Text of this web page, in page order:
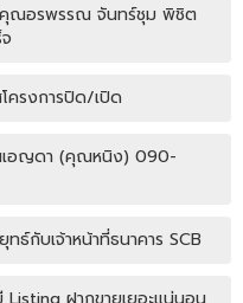
ครงการปิด/เปิด
เอญดา (คุณหนิง) 090-
ธ์กับเจ้าหน้าที่ธนาคาร SCB